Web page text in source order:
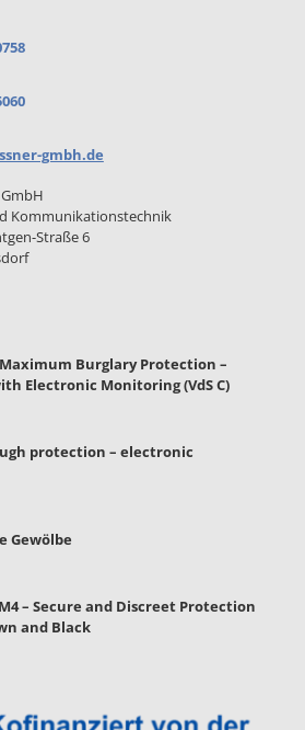
gmbh.de
GmbH
Kommunikationstechnik
Straße 6
Maximum Burglary Protection –
Electronic Monitoring (VdS C)
protection – electronic
Gewölbe
– Secure and Discreet Protection
and Black